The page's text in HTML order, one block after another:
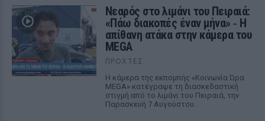
Νεαρός στο λιμάνι του Πειραιά:
«Πάω διακοπές έναν μήνα» ‑ Η
απίθανη ατάκα στην κάμερα του
MEGA
ΠΡΟΧΤΈΣ
Η κάμερα της εκπομπής «Κοινωνία Ώρα
MEGA» κατέγραψε τη διασκεδαστική
στιγμή από το λιμάνι του Πειραιά, την
Παρασκευή 7 Αυγούστου.